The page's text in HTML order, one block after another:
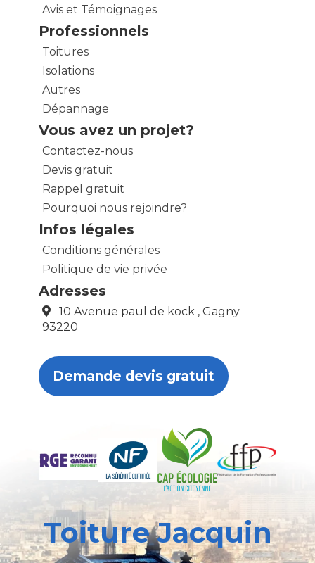
Avis et Témoignages
Professionnels
Toitures
Isolations
Autres
Dépannage
Vous avez un projet?
Contactez-nous
Devis gratuit
Rappel gratuit
Pourquoi nous rejoindre?
Infos légales
Conditions générales
Politique de vie privée
Adresses
10 Avenue paul de kock , Gagny
93220
Demande devis gratuit
Toiture Jacquin